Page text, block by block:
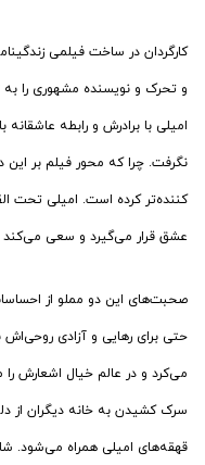
کارگردان در ساخت فیلمی
و تحرک و نویسنده مشهوری را به
امیلی با برادرش و رابطه
نگرفت. چرا که محور فیلم بر این
کننده‌تر کرده است. امیلی تحت
عشق قرار می‌گیرد و سعی می‌کند
صحبت‌های این دو مملو از
حتی برای رهایی و آزادی
می‌کرد و در عالم خیال اشعارش
سرک کشیدن به خانه دیگران از
قهقه‌های امیلی همراه می‌شود.